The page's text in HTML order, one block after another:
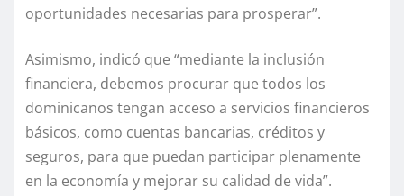
oportunidades necesarias para prosperar”.
Asimismo, indicó que “mediante la inclusión
financiera, debemos procurar que todos los
dominicanos tengan acceso a servicios financieros
básicos, como cuentas bancarias, créditos y
seguros, para que puedan participar plenamente
en la economía y mejorar su calidad de vida”.